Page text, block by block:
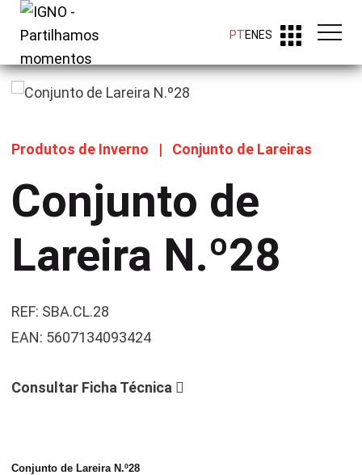
PTEN ES
Produtos de Inverno | Conjunto de Lareiras
Conjunto de
Lareira N.º28
REF: SBA.CL.28
EAN: 5607134093424
Consultar Ficha Técnica
Conjunto de Lareira N.º28